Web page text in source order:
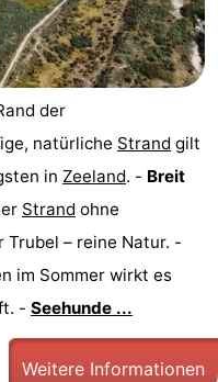
der
natürliche Strand gilt
in Zeeland. - Breit
Strand ohne
Trubel – reine Natur. -
im Sommer wirkt es
- Seehunde ...
Weitere Informationen